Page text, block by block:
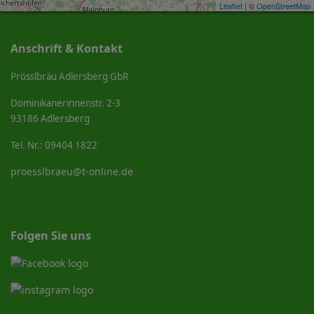
Leaflet | ©OpenStreetMap
Anschrift & Kontakt
Prösslbräu Adlersberg GbR
Dominikanerinnenstr. 2-3
93186 Adlersberg
Tel. Nr.: 09404 1822
proesslbraeu@t-online.de
Folgen Sie uns